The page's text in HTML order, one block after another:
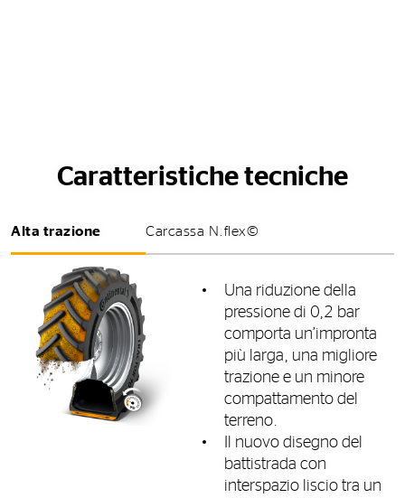
Caratteristiche tecniche
Alta trazione Carcassa N.flex©
Una riduzione della
pressione di 0,2 bar
comporta un’impronta
più larga, una migliore
trazione e un minore
compattamento del
terreno.
Il nuovo disegno del
battistrada con
interspazio liscio tra un